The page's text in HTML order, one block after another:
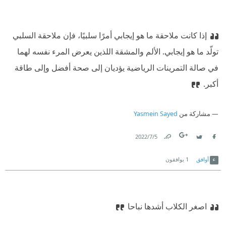
إذا كانت ملاحقة ما هو إيجابي أمرًا سلبيًا، فإن ملاحقة السلبي
تولّد ما هو إيجابي. الألم والمشقة اللذين يعرض المرء نفسه لهما
في صالة التمرينات الرياضية يؤديان إلى صحة أفضل وإلى طاقة
أكبر.
مشاركة من Yasmein Sayed
5‏/7‏/2022
أوافق 1 يوافقون
اصغر الكلاب أشدها نباحا